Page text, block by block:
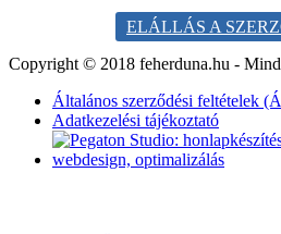
ELÁLLÁS A
Copyright © 2018 feherduna.hu -
Általános szerződési feltételek
Adatkezelési tájékoztató